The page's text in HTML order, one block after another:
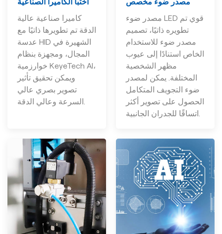
كاميرا صناعية عالية
الدقة تم تطويرها ذاتيًا مع
عدسة HID الشهيرة في
المجال، ومجهزة بنظام
خوارزمية KeyeTech AI،
ويمكن تحقيق تأثير
تصوير بصري عالي
مصدر ضوء مخصص
مصدر ضوء LED قوي تم
تطويره ذاتيًا، تصميم
مصدر ضوء للاستخدام
الخاص استنادًا إلى عيوب
مظهر الشخصية
المختلفة. يمكن لمصدر
ضوء التجويف المتكامل
الحصول على تصوير أكثر